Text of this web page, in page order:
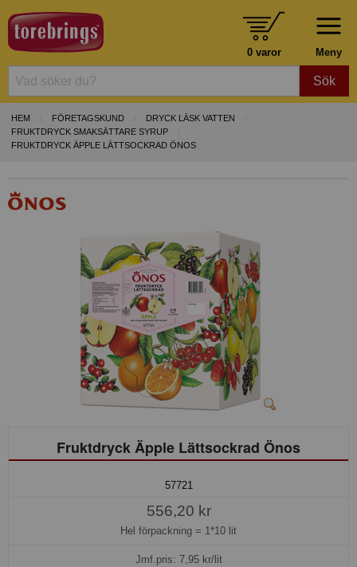
Meny
0 varor
Sök
HEM FÖRETAGSKUND
DRYCK LÄSK VATTEN
FRUKTDRYCK SMAKSÄTTARE SYRUP
FRUKTDRYCK ÄPPLE LÄTTSOCKRAD ÖNOS
Fruktdryck Äpple Lättsockrad Önos
57721
556,20 kr
Hel förpackning = 1*10 lit
Jmf.pris: 7,95kr/lit